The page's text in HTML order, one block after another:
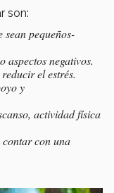
son:
sean pequeños-
aspectos negativos.
el estrés.
y
actividad física
contar con una